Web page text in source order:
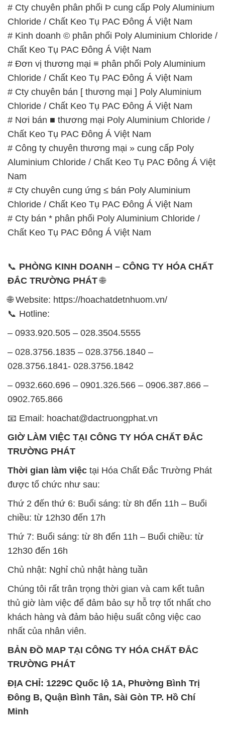
# Cty chuyên phân phối Þ cung cấp Poly Aluminium
Chloride / Chất Keo Tụ PAC Đông Á Việt Nam
# Kinh doanh © phân phối Poly Aluminium Chloride /
Chất Keo Tụ PAC Đông Á Việt Nam
# Đơn vị thương mại ≡ phân phối Poly Aluminium
Chloride / Chất Keo Tụ PAC Đông Á Việt Nam
# Cty chuyên bán [ thương mại ] Poly Aluminium
Chloride / Chất Keo Tụ PAC Đông Á Việt Nam
# Nơi bán ■ thương mại Poly Aluminium Chloride /
Chất Keo Tụ PAC Đông Á Việt Nam
# Công ty chuyên thương mại » cung cấp Poly
Aluminium Chloride / Chất Keo Tụ PAC Đông Á Việt
Nam
# Cty chuyên cung ứng ≤ bán Poly Aluminium
Chloride / Chất Keo Tụ PAC Đông Á Việt Nam
# Cty bán * phân phối Poly Aluminium Chloride /
Chất Keo Tụ PAC Đông Á Việt Nam
📞 PHÒNG KINH DOANH – CÔNG TY HÓA CHẤT
ĐẮC TRƯỜNG PHÁT🌐
🌐 Website: https://hoachatdetnhuom.vn/
📞 Hotline:
– 0933.920.505 – 028.3504.5555
– 028.3756.1835 – 028.3756.1840 –
028.3756.1841- 028.3756.1842
– 0932.660.696 – 0901.326.566 – 0906.387.866 –
0902.765.866
📧 Email: hoachat@dactruongphat.vn
GIỜ LÀM VIỆC TẠI CÔNG TY HÓA CHẤT ĐẮC
TRƯỜNG PHÁT
Thời gian làm việc tại Hóa Chất Đắc Trường Phát
được tổ chức như sau:
Thứ 2 đến thứ 6: Buổi sáng: từ 8h đến 11h – Buổi
chiều: từ 12h30 đến 17h
Thứ 7: Buổi sáng: từ 8h đến 11h – Buổi chiều: từ
12h30 đến 16h
Chủ nhật: Nghỉ chủ nhật hàng tuần
Chúng tôi rất trân trọng thời gian và cam kết tuân
thủ giờ làm việc để đảm bảo sự hỗ trợ tốt nhất cho
khách hàng và đảm bảo hiệu suất công việc cao
nhất của nhân viên.
BẢN ĐỒ MAP TẠI CÔNG TY HÓA CHẤT ĐẮC
TRƯỜNG PHÁT
ĐỊA CHỈ: 1229C Quốc lộ 1A, Phường Bình Trị
Đông B, Quận Bình Tân, Sài Gòn TP. Hồ Chí
Minh